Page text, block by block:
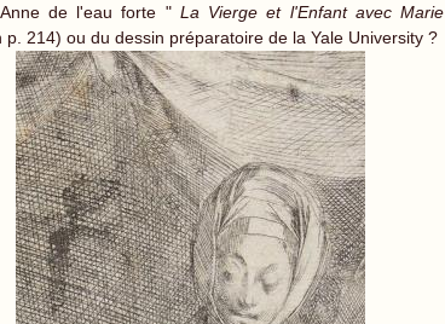
de l'eau forte " La Vierge et l'Enfant avec Marie
214) ou du dessin préparatoire de la Yale University ?